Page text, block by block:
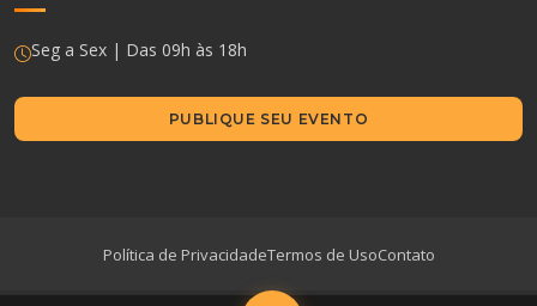
Seg a Sex | Das 09h às 18h
PUBLIQUE SEU EVENTO
Política de PrivacidadeTermos de UsoContato